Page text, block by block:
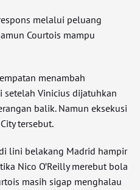
melalui peluang
Courtois mampu
menambah
Vinicius dijatuhkan
balik. Namun eksekusi
tersebut.
lini belakang Madrid hampir
Nico O’Reilly merebut bola
masih sigap menghalau